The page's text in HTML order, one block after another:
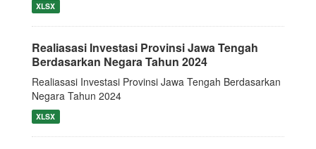
XLSX
Realiasasi Investasi Provinsi Jawa Tengah
Berdasarkan Negara Tahun 2024
Realiasasi Investasi Provinsi Jawa Tengah Berdasarkan
Negara Tahun 2024
XLSX